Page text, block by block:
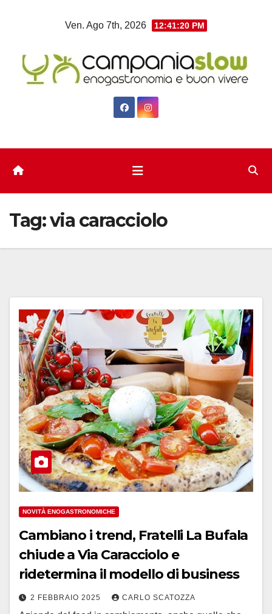
Ven. Ago 7th, 2026 12:41:20 PM
Tag:via caracciolo
NOVITÀ ENOGASTRONOMICHE
Cambiano i trend, Fratelli La Bufala
chiude a Via Caracciolo e
ridetermina il modello di business
2 FEBBRAIO 2025 CARLO SCATOZZA